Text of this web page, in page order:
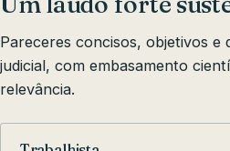
Pareceres concisos, objetivos e
judicial, com embasamento
relevância.